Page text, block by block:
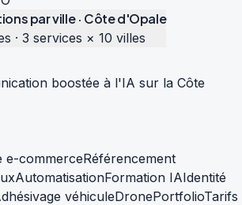
par ville · Côte d'Opale
· 3 services × 10 villes
boostée à l'IA sur la Côte
e-commerceRéférencement
AutomatisationFormation IAIdentité
véhiculeDronePortfolioTarifs